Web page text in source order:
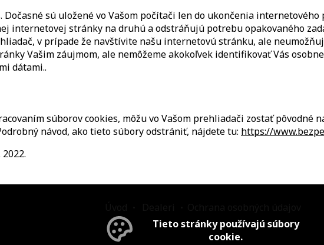
Dočasné sú uložené vo Vašom počítači len do ukončenia
internetovej stránky na druhú a odstráňujú potrebu opakovaného
v prípade že navštívite našu internetovú stránku, ale
Vašim záujmom, ale nemôžeme akokoľvek identifikovať Vás
dátami..
súborov cookies, môžu vo Vašom prehliadači zostať pôvodné
návod, ako tieto súbory odstrániť, nájdete tu: https://
Tieto stránky používajú súbory
cookie.